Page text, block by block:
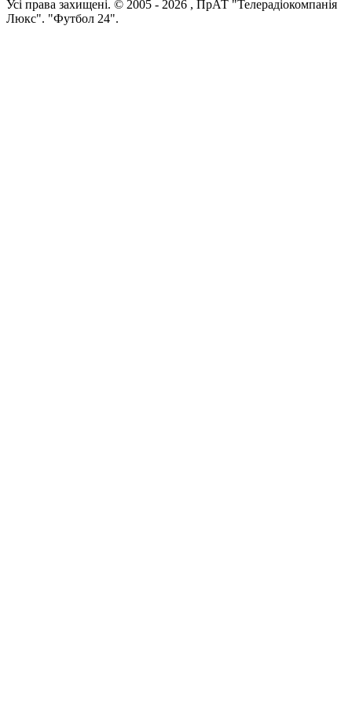
Усi права захищенi. © 2005 - 2026 , ПрАТ "Телерадіокомпанія
Люкс". "Футбол 24".